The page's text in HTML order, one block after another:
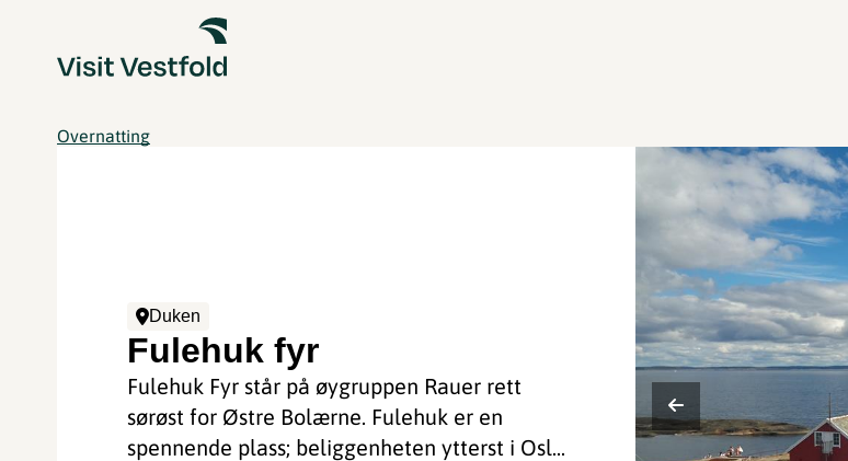
Overnatting
Duken
Fulehuk fyr
Fulehuk Fyr står på øygruppen Rauer rett
sørøst for Østre Bolærne. Fulehuk er en
spennende plass; beliggenheten ytterst i Osl...